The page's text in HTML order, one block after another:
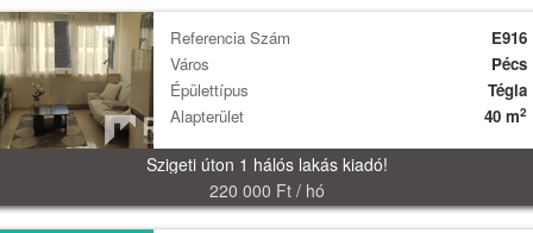
Szigeti úton 1 hálós lakás kiadó!
220 000 Ft / hó
Referencia Szám
E916
Város
Pécs
Épülettípus
Tégla
Alapterület
40 m2